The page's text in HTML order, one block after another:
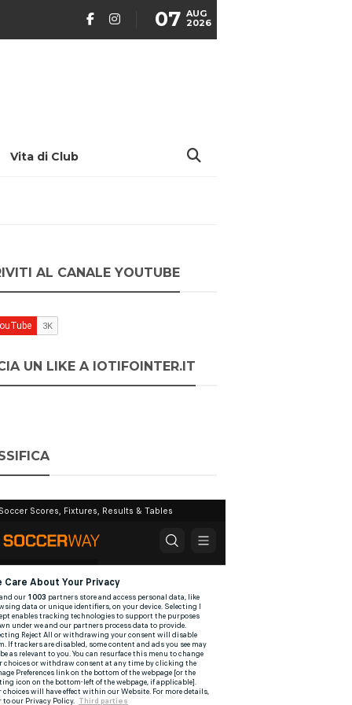
07 AUG
2026
Vita di Club
AL CANALE YOUTUBE
UN LIKE A IOTIFOINTER.IT